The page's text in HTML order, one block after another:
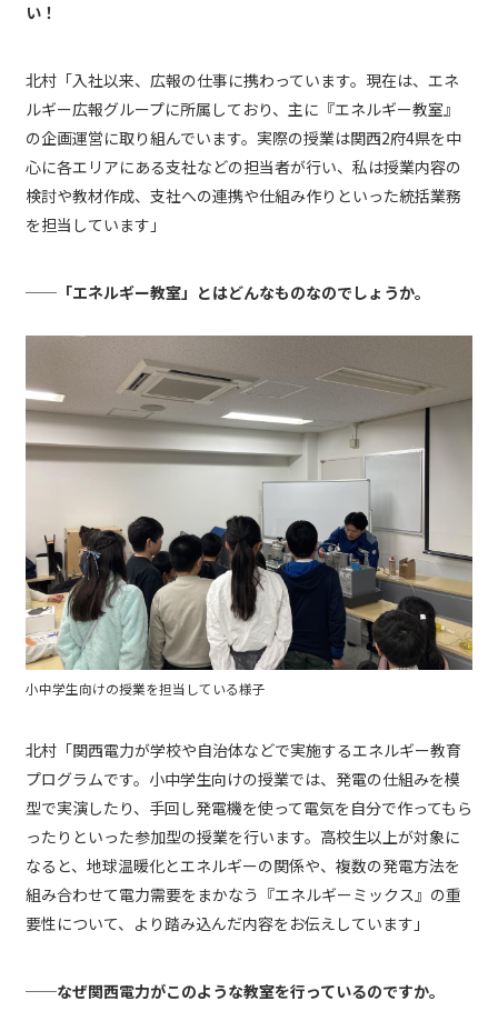
い！
北村「入社以来、広報の仕事に携わっています。現在は、エネ
ルギー広報グループに所属しており、主に『エネルギー教室』
の企画運営に取り組んでいます。実際の授業は関西2府4県を中
心に各エリアにある支社などの担当者が行い、私は授業内容の
検討や教材作成、支社への連携や仕組み作りといった統括業務
を担当しています」
──「エネルギー教室」とはどんなものなのでしょうか。
小中学生向けの授業を担当している様子
北村「関西電力が学校や自治体などで実施するエネルギー教育
プログラムです。小中学生向けの授業では、発電の仕組みを模
型で実演したり、手回し発電機を使って電気を自分で作ってもら
ったりといった参加型の授業を行います。高校生以上が対象に
なると、地球温暖化とエネルギーの関係や、複数の発電方法を
組み合わせて電力需要をまかなう『エネルギーミックス』の重
要性について、より踏み込んだ内容をお伝えしています」
──なぜ関西電力がこのような教室を行っているのですか。